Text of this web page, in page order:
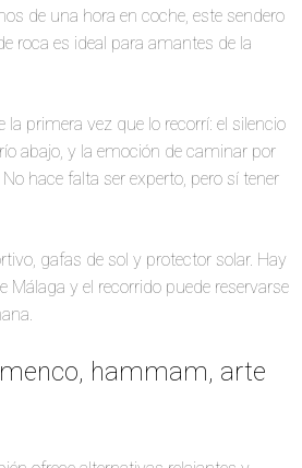
de una hora en coche, este sendero
roca es ideal para amantes de la
la primera vez que lo recorrí: el silencio
abajo, y la emoción de caminar por
hace falta ser experto, pero sí tener
gafas de sol y protector solar. Hay
Málaga y el recorrido puede reservarse
hammam, arte